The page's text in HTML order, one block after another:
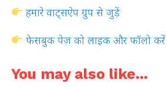
हमारे वाट्सऐप ग्रुप से जुड़ें
फेसबुक पेज़ को लाइक और फॉलो करें
You may also like...